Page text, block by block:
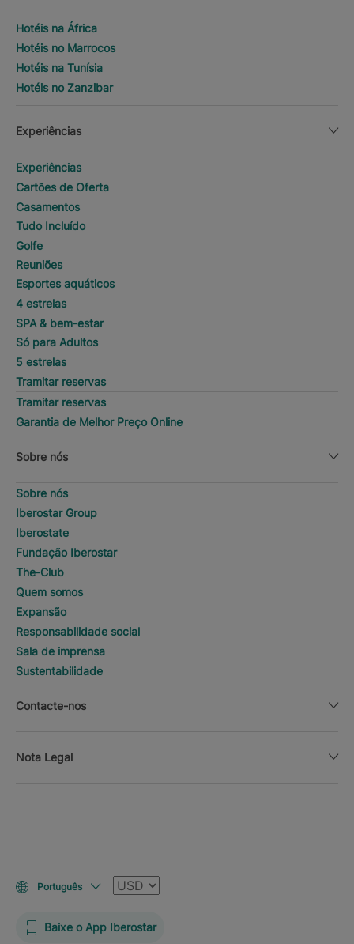
Hotéis na África
Hotéis no Marrocos
Hotéis na Tunísia
Hotéis no Zanzibar
Experiências
Experiências
Cartões de Oferta
Casamentos
Tudo Incluído
Golfe
Reuniões
Esportes aquáticos
4 estrelas
SPA & bem-estar
Só para Adultos
5 estrelas
Tramitar reservas
Tramitar reservas
Garantia de Melhor Preço Online
Sobre nós
Sobre nós
Iberostar Group
Iberostate
Fundação Iberostar
The-Club
Quem somos
Expansão
Responsabilidade social
Sala de imprensa
Sustentabilidade
Contacte-nos
Nota Legal
Português Moeda
Baixe o App Iberostar